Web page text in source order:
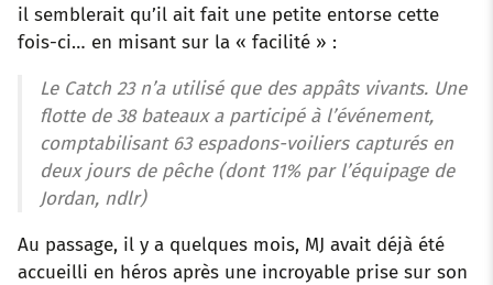
il semblerait qu’il ait fait une petite entorse cette
fois-ci… en misant sur la « facilité » :
Le Catch 23 n’a utilisé que des appâts vivants. Une
flotte de 38 bateaux a participé à l’événement,
comptabilisant 63 espadons-voiliers capturés en
deux jours de pêche (dont 11% par l’équipage de
Jordan, ndlr)
Au passage, il y a quelques mois, MJ avait déjà été
accueilli en héros après une incroyable prise sur son